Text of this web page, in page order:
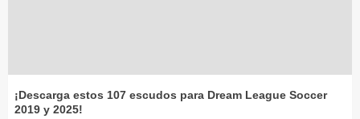
¡Descarga estos 107 escudos para Dream League Soccer
2019 y 2025!